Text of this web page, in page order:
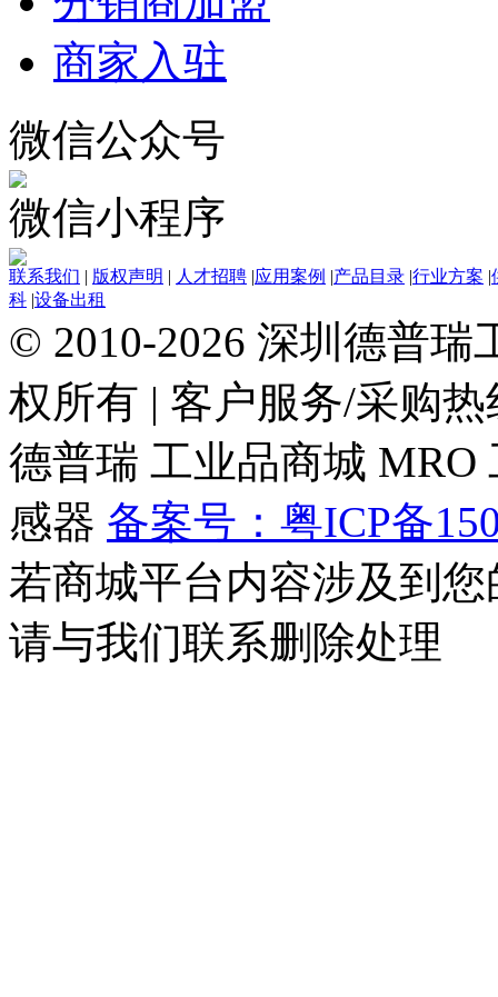
商家入驻
微信公众号
微信小程序
联系我们 | 版权声明 | 人才招聘 |应用案例 |产品目录 |行业方案 |
科 |设备出租
© 2010-2026 深圳德普瑞
权所有 | 客户服务/采购热
德普瑞 工业品商城 MRO
感器 备案号：粤ICP备
若商城平台内容涉及到
请与我们联系删除处理